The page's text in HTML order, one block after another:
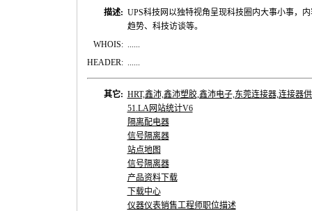
描述: UPS科技网以独特视角呈现科技圈内大事小事，
趋势、科技访谈等。
WHOIS: ......
HEADER: ......
其它: HRT,鑫沛,鑫沛塑胶,鑫沛电子,东莞连接器,连接器
51.LA网站统计V6
隔离配电器
信号隔离器
站点地图
信号隔离器
产品资料下载
下载中心
仪器仪表销售工程师职位描述